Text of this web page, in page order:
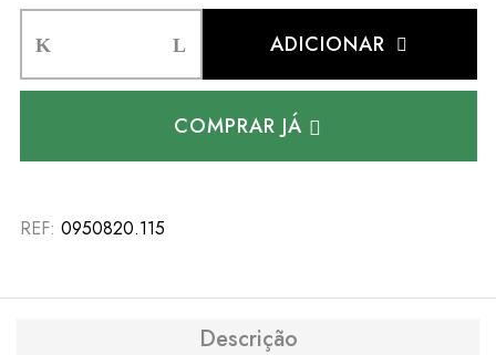
ADICIONAR
COMPRAR JÁ
REF: 0950820.115
Descrição